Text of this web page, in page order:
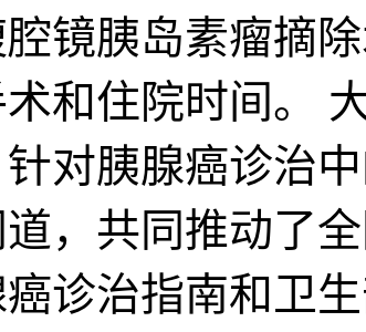
镜胰岛素瘤摘
和住院时间。
对胰腺癌诊治
，共同推动了
诊治指南和卫